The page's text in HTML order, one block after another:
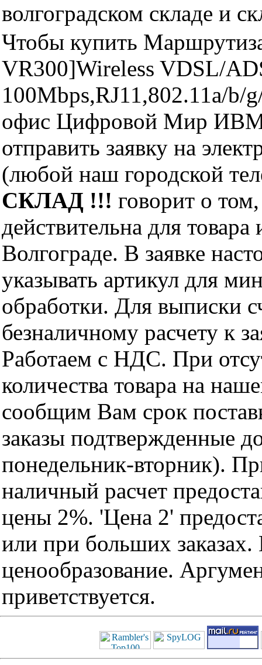
волгоградском складе и
Чтобы купить
VR300]Wireless VDSL/
100Mbps,RJ11,802.11a/b/
офис Цифровой Мир ИВМ
отправить заявку на
(любой наш городской
СКЛАД !!! говорит о
действительна для
Волгограде. В заявке
указывать артикул для
обработки. Для выписки
безналичному расчету к
Работаем с НДС. При
количества товара на
сообщим Вам срок
заказы подтвержденные
понедельник-вторник).
наличный расчет
цены 2%. 'Цена 2'
или при больших
ценообразование.
приветствуется.